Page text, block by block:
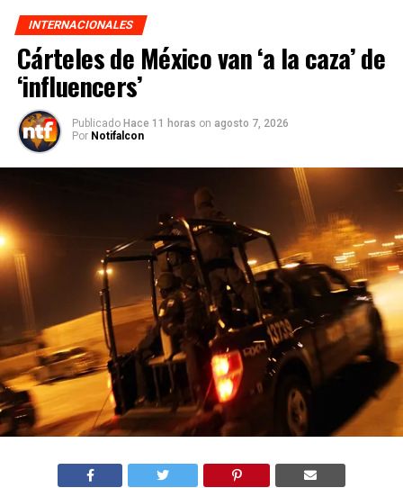
INTERNACIONALES
Cárteles de México van ‘a la caza’ de
‘influencers’
Publicado Hace 11 horas on agosto 7, 2026
Por Notifalcon